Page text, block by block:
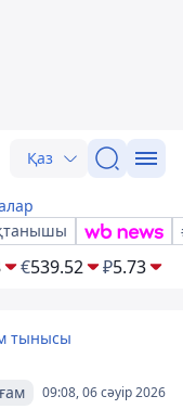
Қаз
€539.52 ₽5.73
тынысы
09:08, 06 сәуір 2026